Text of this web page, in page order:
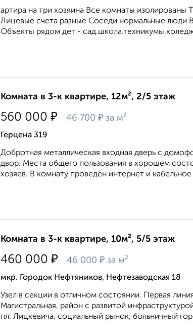
артира на три хозяина Все комнаты изолированы
Лицевые счета разные Соседи нормальные люди
Объекты рядом дет -
Комната в 3-к квартире, 12м², 2/5 этаж
560 000 ₽ 46 700 ₽ за м²
Герцена 319
Добротная металлическая входная дверь с
двор. Места общего пользования в хорошем
хозяев. В комнату проведён интернет и
Комната в 3-к квартире, 10м², 5/5 этаж
460 000 ₽ 46 000 ₽ за м²
мкр. Городок Нефтяников, Нефтезаводская 18
Узел в секции в отличном состоянии. Первая
Магистральная, район с развитой
пл. Лицкевича, социальный рынок, больничный